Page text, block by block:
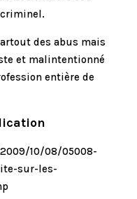
des abus mais
et malintentionné
entière de
10/08/05008-
sur-les-